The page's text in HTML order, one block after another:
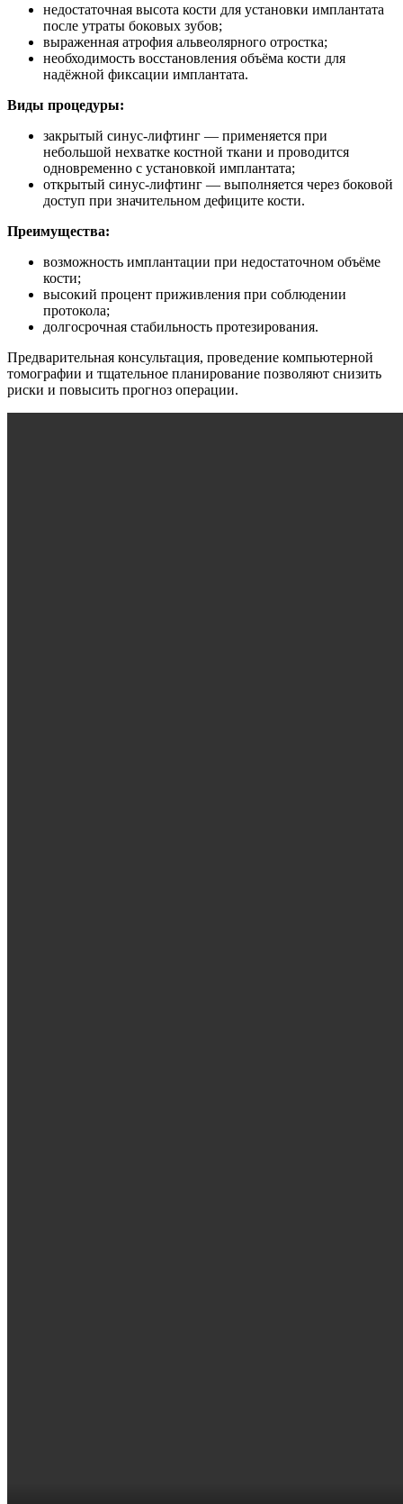
недостаточная высота кости для установки имплантата
после утраты боковых зубов;
выраженная атрофия альвеолярного отростка;
необходимость восстановления объёма кости для
надёжной фиксации имплантата.
Виды процедуры:
закрытый синус-лифтинг — применяется при
небольшой нехватке костной ткани и проводится
одновременно с установкой имплантата;
открытый синус-лифтинг — выполняется через боковой
доступ при значительном дефиците кости.
Преимущества:
возможность имплантации при недостаточном объёме
кости;
высокий процент приживления при соблюдении
протокола;
долгосрочная стабильность протезирования.
Предварительная консультация, проведение компьютерной
томографии и тщательное планирование позволяют снизить
риски и повысить прогноз операции.